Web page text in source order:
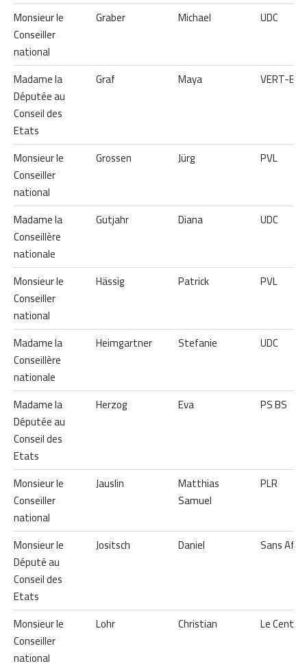
Monsieur le
Conseiller
national
Graber Michael UDC
Madame la
Députée au
Conseil des
Etats
Graf Maya VERT-E-S
Monsieur le
Conseiller
national
Grossen Jürg PVL
Madame la
Conseillère
nationale
Gutjahr Diana UDC
Monsieur le
Conseiller
national
Hässig Patrick PVL
Madame la
Conseillère
nationale
Heimgartner Stefanie UDC
Madame la
Députée au
Conseil des
Etats
Herzog Eva PS BS
Monsieur le
Conseiller
national
Jauslin
Matthias
Samuel
PLR
Monsieur le
Député au
Conseil des
Etats
Jositsch Daniel Sans
Monsieur le
Conseiller
national
Lohr Christian Le Centre